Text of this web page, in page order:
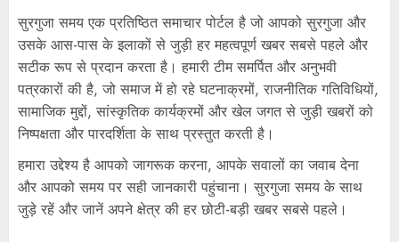
सुरगुजा समय एक प्रतिष्ठित समाचार पोर्टल है जो आपको सुरगुजा और
उसके आस-पास के इलाकों से जुड़ी हर महत्वपूर्ण खबर सबसे पहले और
सटीक रूप से प्रदान करता है। हमारी टीम समर्पित और अनुभवी
पत्रकारों की है, जो समाज में हो रहे घटनाक्रमों, राजनीतिक गतिविधियों,
सामाजिक मुद्दों, सांस्कृतिक कार्यक्रमों और खेल जगत से जुड़ी खबरों को
निष्पक्षता और पारदर्शिता के साथ प्रस्तुत करती है।
हमारा उद्देश्य है आपको जागरूक करना, आपके सवालों का जवाब देना
और आपको समय पर सही जानकारी पहुंचाना। सुरगुजा समय के साथ
जुड़े रहें और जानें अपने क्षेत्र की हर छोटी-बड़ी खबर सबसे पहले।